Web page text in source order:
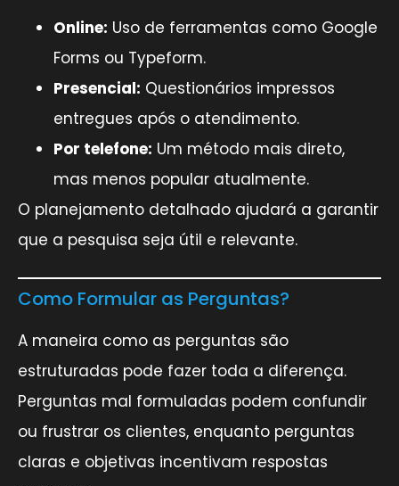
Online: Uso de ferramentas como Google
Forms ou Typeform.
Presencial: Questionários impressos
entregues após o atendimento.
Por telefone: Um método mais direto,
mas menos popular atualmente.
O planejamento detalhado ajudará a garantir
que a pesquisa seja útil e relevante.
Como Formular as Perguntas?
A maneira como as perguntas são
estruturadas pode fazer toda a diferença.
Perguntas mal formuladas podem confundir
ou frustrar os clientes, enquanto perguntas
claras e objetivas incentivam respostas